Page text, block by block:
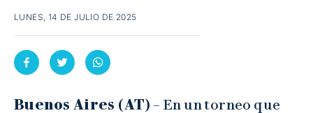
LUNES, 14 DE JULIO DE 2025
Buenos Aires (AT) – En un torneo que